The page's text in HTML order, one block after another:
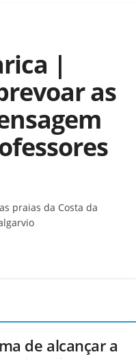
|
as
praias da Costa da
de alcançar a